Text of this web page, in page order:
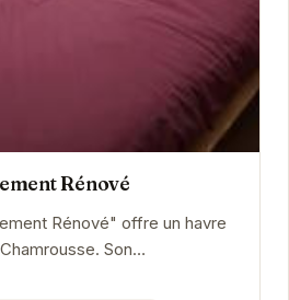
Rénové
Rénové" offre un havre
Son
vous permettra de profiter